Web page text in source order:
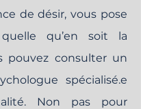
de désir, vous pose
quelle qu’en soit la
pouvez consulter un
spécialisé.e
Non pas pour